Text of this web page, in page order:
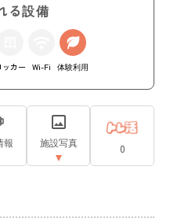
る設備
ッカー Wi-Fi 体験利用
報 施設写真 0